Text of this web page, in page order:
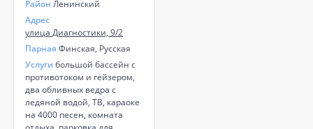
Район Ленинский
Адрес
улица Диагностики, 9/2
Парная Финская, Русская
Услуги большой бассейн с
противотоком и гейзером,
два обливных ведра с
ледяной водой, ТВ, караоке
на 4000 песен, комната